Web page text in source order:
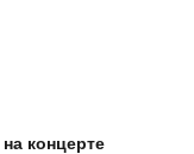
концерте